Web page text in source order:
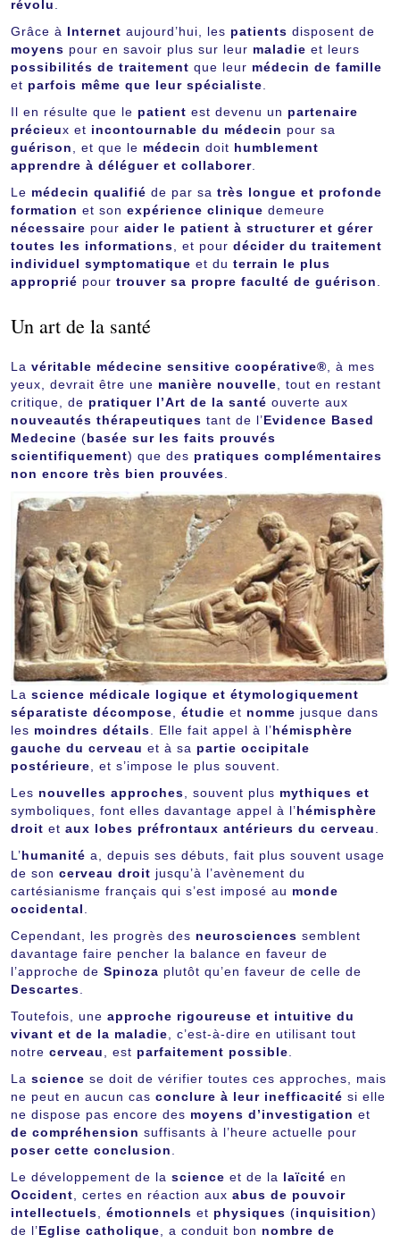
révolu
Grâce à Internet aujourd’hui, les patients disposent de
moyens pour en savoir plus sur leur maladie et leurs
possibilités de traitement que leur médecin de famille
et parfois même que leur spécialiste
Il en résulte que le patient est devenu un partenaire
précieux et incontournable du médecin pour sa
guérison
, et que le médecin doit humblement
apprendre à déléguer et collaborer
Le médecin qualifié de par sa très longue et profonde
formation et son expérience clinique demeure
nécessaire pour aider le patient à structurer et gérer
toutes les informations , et pour décider du traitement
individuel symptomatique et du terrain le plus
approprié pour trouver sa propre faculté de guérison
Un art de la santé
La véritable médecine sensitive coopérative® , à mes
yeux, devrait être une manière nouvelle , tout en restant
critique, de pratiquer l’Art de la santé ouverte aux
nouveautés thérapeutiques tant de l’Evidence Based
Medecine (basée sur les faits prouvés
scientifiquement) que des pratiques complémentaires
non encore très bien prouvées
La science médicale logique et étymologiquement
séparatiste décompose étudie et nomme jusque dans
les moindres détails . Elle fait appel à l’hémisphère
gauche du cerveau et à sa partie occipitale
postérieure , et s’impose le plus souvent.
Les nouvelles approches , souvent plus mythiques et
symboliques, font elles davantage appel à l’hémisphère
droit et aux lobes préfrontaux antérieurs du cerveau
L’humanité a, depuis ses débuts, fait plus souvent usage
de son cerveau droit jusqu’à l’avènement du
cartésianisme français qui s’est imposé au monde
occidental
Cependant, les progrès des neurosciences semblent
davantage faire pencher la balance en faveur de
l’approche de Spinoza plutôt qu’en faveur de celle de
Descartes
Toutefois, une approche rigoureuse et intuitive du
vivant et de la maladie , c’est-à-dire en utilisant tout
notre cerveau , est parfaitement possible
La science se doit de vérifier toutes ces approches, mais
ne peut en aucun cas conclure à leur inefficacité si elle
ne dispose pas encore des moyens d’investigation et
de compréhension suffisants à l’heure actuelle pour
poser cette conclusion
Le développement de la science et de la laïcité en
Occident , certes en réaction aux abus de pouvoir
intellectuels
émotionnels et physiques (inquisition)
de l’Eglise catholique , a conduit bon nombre de